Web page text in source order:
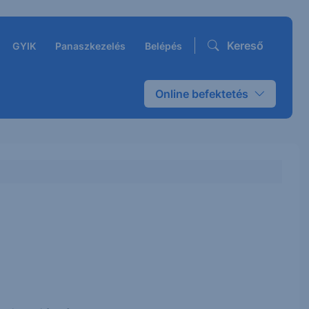
GYIK Panaszkezelés Belépés Kereső
Online befektetés